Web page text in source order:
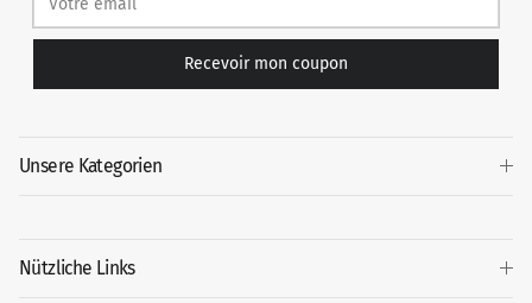
Recevoir mon coupon
Unsere Kategorien
Nützliche Links